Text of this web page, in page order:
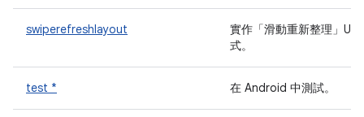
swiperefreshlayout
實作「滑動重新整理」UI
式。
test * 在 Android 中測試。